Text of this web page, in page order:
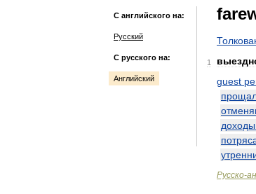
С английского на:
Русский
С русского на:
Английский
1
guest
доходы
Русско-